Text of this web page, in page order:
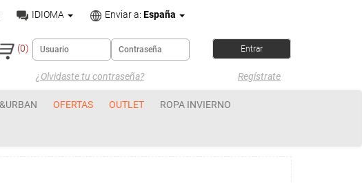
IDIOMA Enviar a: España
(0)
¿Olvidaste tu contraseña? Regístrate
OFERTAS OUTLET ROPA INVIERNO